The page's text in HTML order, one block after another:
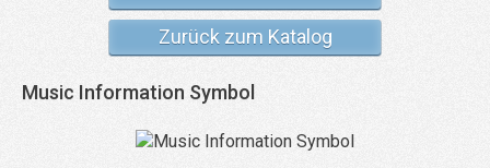
Zurück zum Katalog
Music Information Symbol